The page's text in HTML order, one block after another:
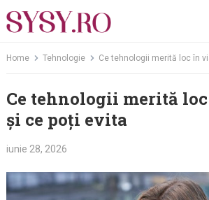
to
Home Tehnologie Ce tehnologii merită loc în
Ce tehnologii merită
și ce poți evita
iunie 28, 2026